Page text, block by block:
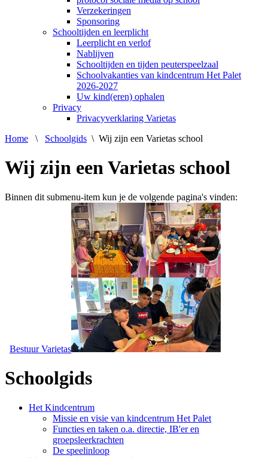
Verzekeringen
Sponsoring
Schooltijden en leerplicht
Leerplicht en verlof
Nablijven
Schooltijden en tijden peuterspeelzaal
Schoolvakanties van kindcentrum Het Palet
2026-2027
Uw kind(eren) ophalen
Privacy
Privacyverklaring Varietas
Home
\ Schoolgids \ Wij zijn een Varietas school
Wij zijn een Varietas school
Binnen dit submenu-item kun je de volgende pagina's vinden:
Bestuur Varietas
Schoolgids
Het Kindcentrum
Missie en visie van kindcentrum Het Palet
Functies en taken o.a. directie, IB'er en
groepsleerkrachten
De speelinloop